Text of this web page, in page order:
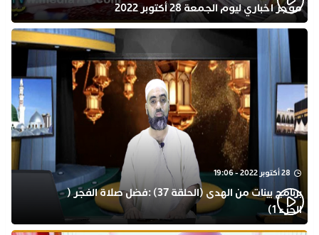
موجز اخباري ليوم الجمعة 28 أكتوبر 2022
28 أكتوبر 2022 - 19:06
برنامج بينات من الهدى (الحلقة 37) :فضل صلاة الفجر (
الجزء 1)